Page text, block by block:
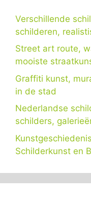
Verschillende
schilderen,
Street art route,
mooiste
Graffiti kunst,
in de stad
Nederlandse
schilders,
Schilderkunst en